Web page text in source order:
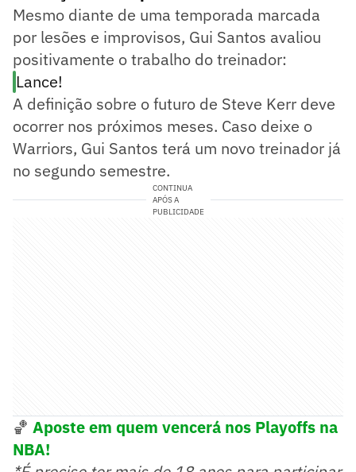
Mesmo diante de uma temporada marcada
por lesões e improvisos, Gui Santos avaliou
positivamente o trabalho do treinador:
Lance!
A definição sobre o futuro de Steve Kerr deve
ocorrer nos próximos meses. Caso deixe o
Warriors, Gui Santos terá um novo treinador já
no segundo semestre.
CONTINUA
APÓS A
PUBLICIDADE
🏀 Aposte em quem vencerá nos Playoffs na
NBA!